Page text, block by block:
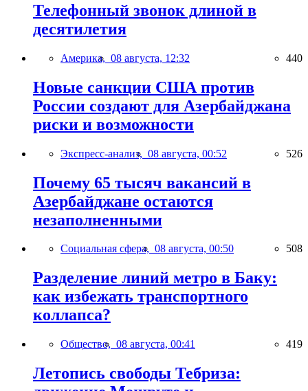
Телефонный звонок длиной в
десятилетия
Америка, 08 августа, 12:32 440
Новые санкции США против
России создают для Азербайджана
риски и возможности
Экспресс-анализ, 08 августа, 00:52 526
Почему 65 тысяч вакансий в
Азербайджане остаются
незаполненными
Социальная сфера, 08 августа, 00:50 508
Разделение линий метро в Баку:
как избежать транспортного
коллапса?
Общество, 08 августа, 00:41 419
Летопись свободы Тебриза: